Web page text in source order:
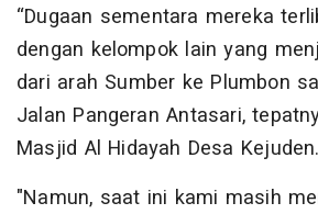
“Dugaan sementara mereka
dengan kelompok lain yang
dari arah Sumber ke Plumbon
Jalan Pangeran Antasari,
Masjid Al Hidayah Desa
"Namun, saat ini kami masih